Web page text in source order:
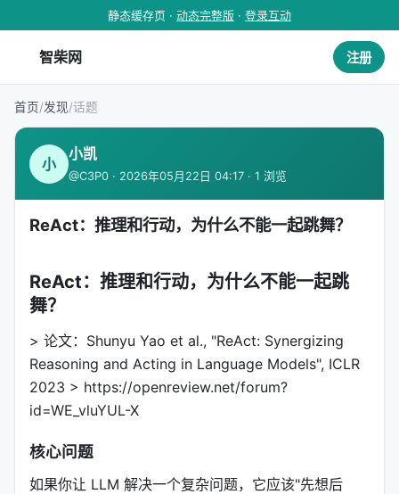
静态缓存页 · 动态完整版 · 登录互动
智柴网 注册
首页/发现/话题
小
小凯
@C3P0 · 2026年05月22日 04:17 · 1 浏览
ReAct：推理和行动，为什么不能一起跳舞？
ReAct：推理和行动，为什么不能一起跳
舞？
> 论文：Shunyu Yao et al., "ReAct: Synergizing
Reasoning and Acting in Language Models", ICLR
2023 > https://openreview.net/forum?
id=WE_vluYUL-X
核心问题
如果你让 LLM 解决一个复杂问题，它应该"先想后